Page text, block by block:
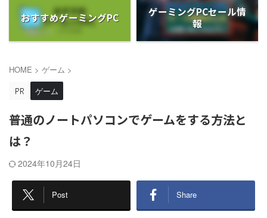
おすすめゲーミングPC
ゲーミングPCセール情
報
HOME > ゲーム >
ゲーム
普通のノートパソコンでゲームをする方法と
は？
2024年10月24日
Post Share